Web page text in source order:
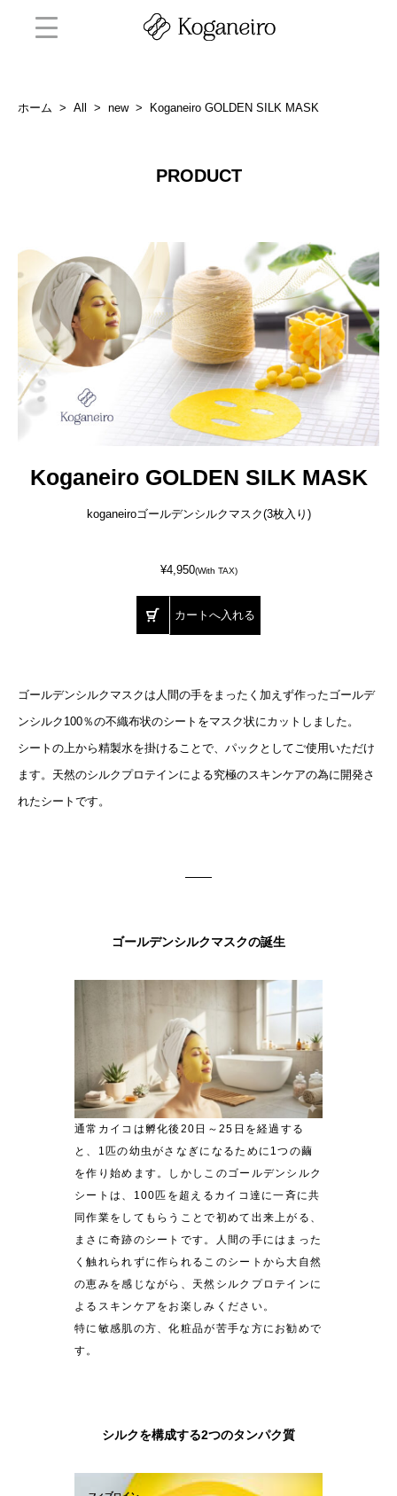
ホーム > All > new> Koganeiro GOLDEN SILK MASK
PRODUCT
Koganeiro GOLDEN SILK MASK
koganeiroゴールデンシルクマスク(3枚入り)
¥4,950(With TAX)
ゴールデンシルクマスクは人間の手をまったく加えず作ったゴールデ
ンシルク100％の不織布状のシートをマスク状にカットしました。
シートの上から精製水を掛けることで、パックとしてご使用いただけ
ます。天然のシルクプロテインによる究極のスキンケアの為に開発さ
れたシートです。
ゴールデンシルクマスクの誕生
通常カイコは孵化後20日～25日を経過する
と、1匹の幼虫がさなぎになるために1つの繭
を作り始めます。しかしこのゴールデンシルク
シートは、100匹を超えるカイコ達に一斉に共
同作業をしてもらうことで初めて出来上がる、
まさに奇跡のシートです。人間の手にはまった
く触れられずに作られるこのシートから大自然
の恵みを感じながら、天然シルクプロテインに
よるスキンケアをお楽しみください。
特に敏感肌の方、化粧品が苦手な方にお勧めで
す。
シルクを構成する2つのタンパク質